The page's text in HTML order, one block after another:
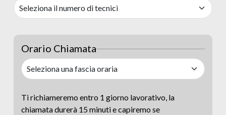
Orario Chiamata
Ti richiameremo entro 1 giorno lavorativo, la
chiamata durerà 15 minuti e capiremo se